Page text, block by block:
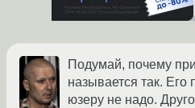
Подумай, почему
называется так. Его
юзеру не надо.